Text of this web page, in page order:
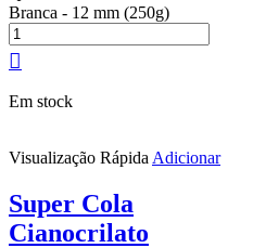
Branca - 12 mm (250g)
Em stock
Visualização Rápida Adicionar
Super Cola
Cianocrilato